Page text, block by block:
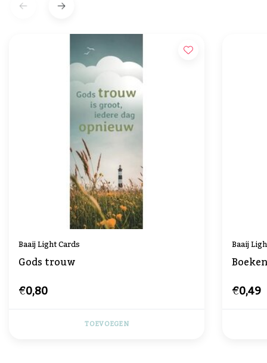
Baaij Light Cards
Gods trouw
€0,80
TOEVOEGEN
Baaij
€0,49